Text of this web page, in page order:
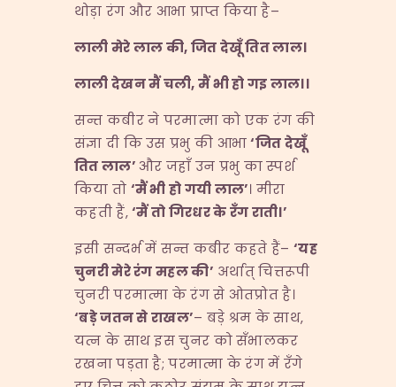
थोड़ा रंग और आभा प्राप्त किया है–
लाली मेरे लाल की,जित देखूँ तित लाल।
लाली देखन मैं चली,मैं भी हो गइ लाल।।
सन्त कबीर ने परमात्मा को एक रंग की
संज्ञा दी कि उस प्रभु की आभा‘जित देखूँ
तित लाल’ और जहाँ उन प्रभु का स्पर्श
किया तो ‘मैं भी हो गयी लाल’। मीरा
कहती हैं,‘मैं तो गिरधर के रँग राती।’
इसी सन्दर्भ में सन्त कबीर कहते हैं– ‘यह
चुनरी मेरे रंग महल की’ अर्थात् चित्तरूपी
चुनरी परमात्मा के रंग से ओतप्रोत है।
‘बड़े जतन से राखल’– बड़े श्रम के साथ,
यत्न के साथ इस चुनर को सँभालकर
रखना पड़ता है; परमात्मा के रंग में रँगे